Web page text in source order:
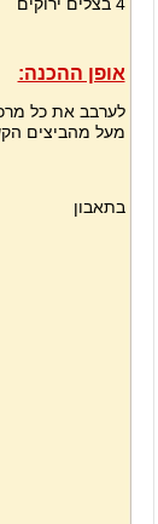
אופן ההכנה:
לערבב את כל
מעל מהביצים
בתאבון